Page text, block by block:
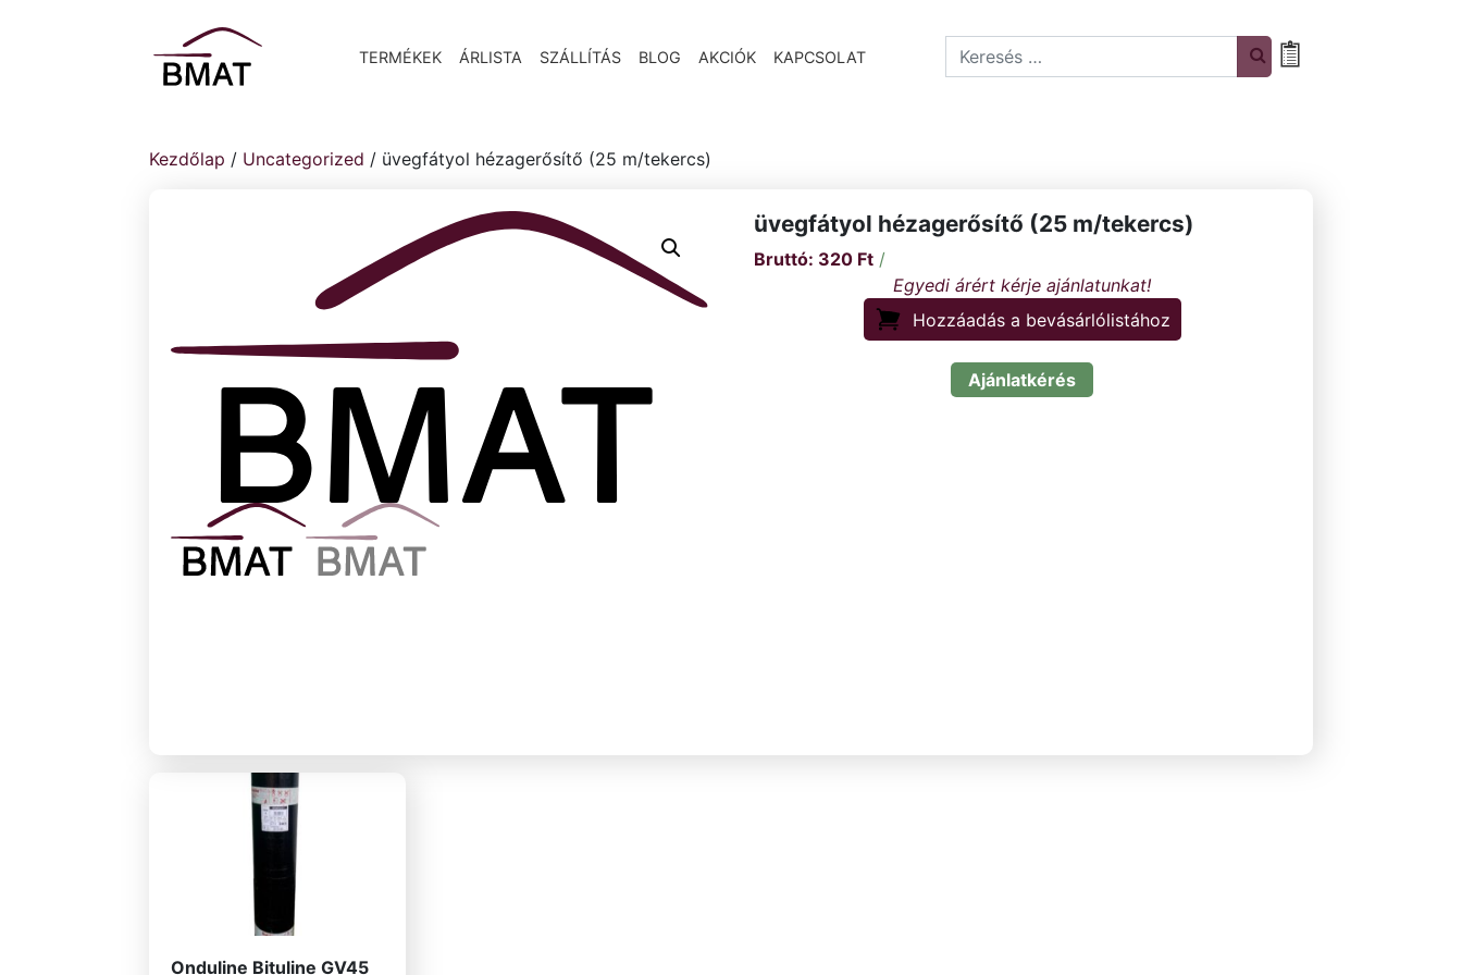
TERMÉKEK ÁRLISTA SZÁLLÍTÁS BLOG AKCIÓK KAPCSOLAT Search
Kezdőlap / Uncategorized / üvegfátyol hézagerősítő (25 m/tekercs)
üvegfátyol hézagerősítő (25 m/tekercs)
320 Ft/
Hozzáadás a bevásárlólistához
Ajánlatkérés
Onduline Bituline GV45